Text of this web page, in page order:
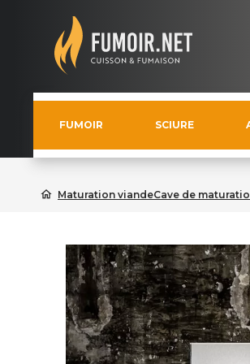
FUMOIR SCIURE
home Maturation viandeCave de